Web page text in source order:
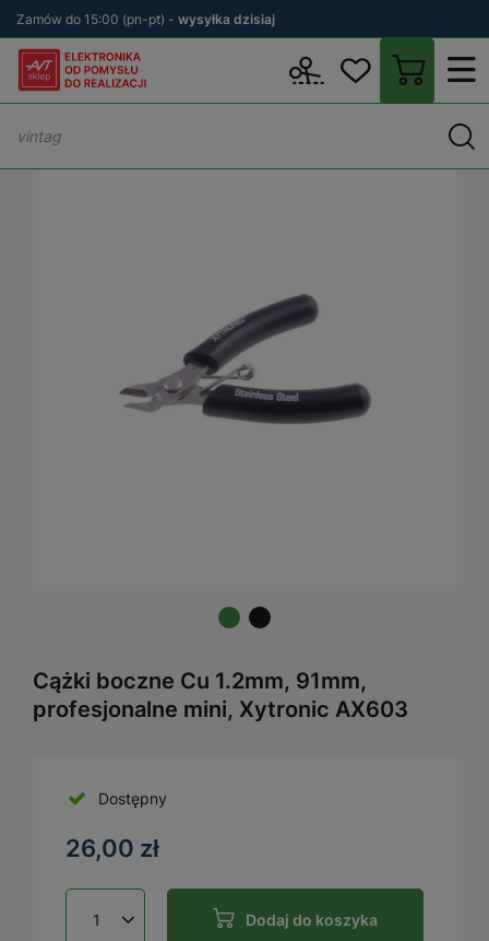
Zamów do 15:00 (pn-pt) - wysyłka dzisiaj
Cążki boczne Cu 1.2mm, 91mm,
profesjonalne mini, Xytronic AX603
Dostępny
26,00 zł
Dodaj do koszyka